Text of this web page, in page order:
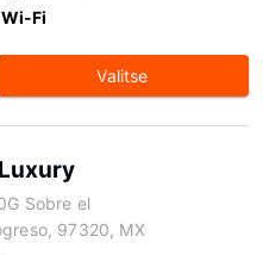
Fi
Valitse
Sobre el
97320, MX